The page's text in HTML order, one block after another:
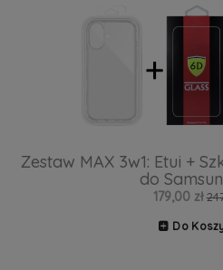
Zestaw MAX 3w1: Etui +
do
179,00 zł
Do